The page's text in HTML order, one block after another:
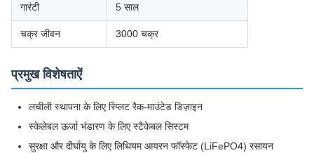
गारंटी 5 साल
चक्र जीवन 3000 चक्र
प्रमुख विशेषताऐं
लचीली स्थापना के लिए स्प्लिट रैक-माउंटेड डिज़ाइन
स्केलेबल ऊर्जा भंडारण के लिए स्टैकेबल सिस्टम
सुरक्षा और दीर्घायु के लिए लिथियम आयरन फॉस्फेट (LiFePO4) रसायन